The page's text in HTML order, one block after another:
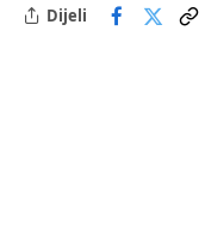
Dijeli